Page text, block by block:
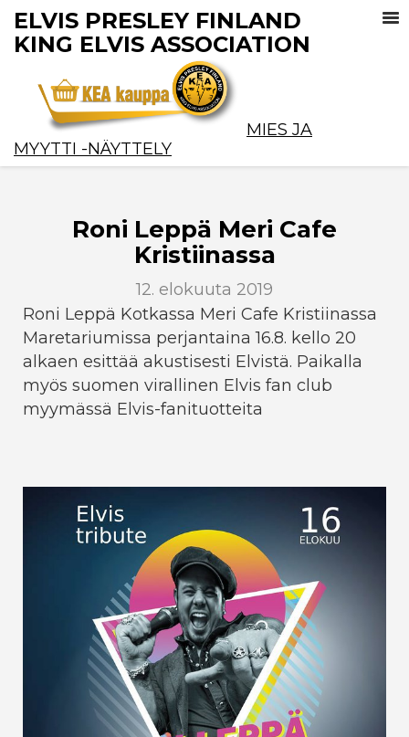
ELVIS PRESLEY FINLAND
KING ELVIS ASSOCIATION
MIES JA
MYYTTI -NÄYTTELY
Roni Leppä Meri Cafe
Kristiinassa
12. elokuuta 2019
Roni Leppä Kotkassa Meri Cafe Kristiinassa
Maretariumissa perjantaina 16.8. kello 20
alkaen esittää akustisesti Elvistä. Paikalla
myös suomen virallinen Elvis fan club
myymässä Elvis-fanituotteita